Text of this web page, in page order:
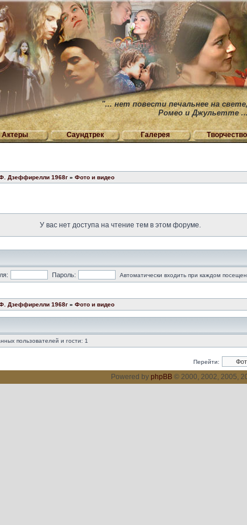
"... нет повести печальнее на
Ромео и Джульетте
Актеры Саундтрек Галерея Творчество
Дзеффирелли 1968г » Фото и видео
У вас нет доступа на чтение тем в этом форуме.
Пароль: Автоматически входить при каждом
Дзеффирелли 1968г » Фото и видео
пользователей и гости: 1
Перейти:
Powered by phpBB © 2000, 2002, 2005,